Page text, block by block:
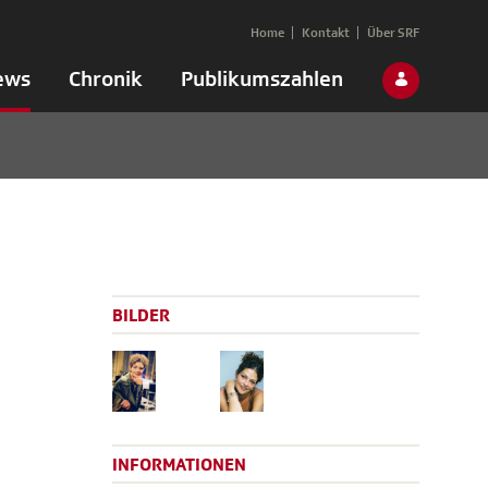
Chronik Publikumszahlen
Home Kontakt Über SRF
BILDER
INFORMATIONEN